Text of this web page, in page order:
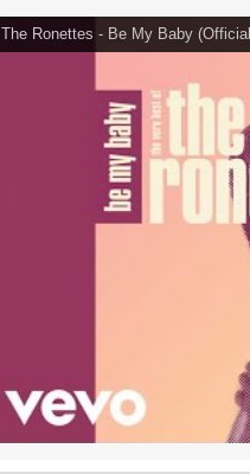
The Ronettes - Be My Baby